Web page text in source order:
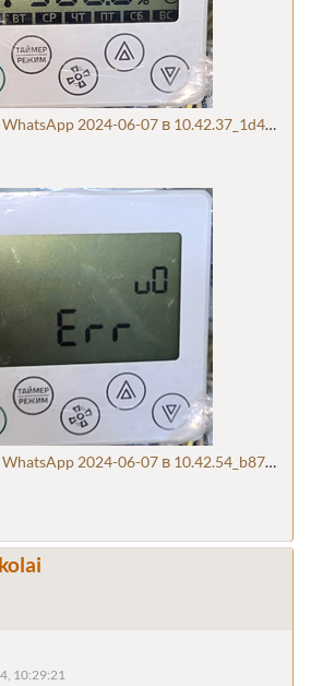
2024-06-07 в 10.42.37_1d4c2859.jpg
2024-06-07 в 10.42.54_b87e9322.jpg
10:29:21